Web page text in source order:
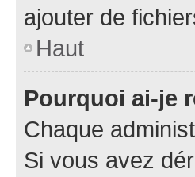
ajouter de
Haut
Pourquoi ai-je
Chaque
Si vous avez